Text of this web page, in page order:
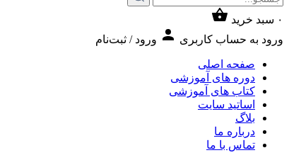
۰ سبد خرید
ورود به حساب کاربری
ورود / ثبت‌نام
صفحه اصلی
دوره های آموزشی
کتاب های آموزشی
اساتید سایت
بلاگ
درباره ما
تماس با ما